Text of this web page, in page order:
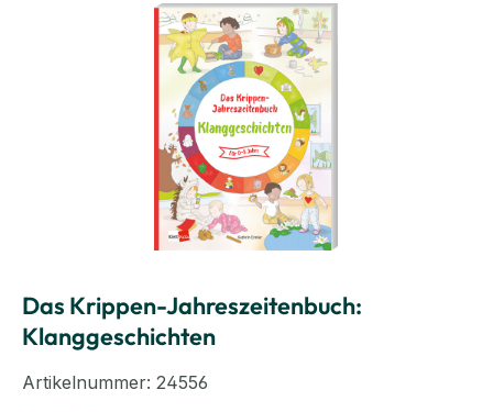
Bildergalerie überspringen
Das Krippen-Jahreszeitenbuch:
Klanggeschichten
Artikelnummer: 24556